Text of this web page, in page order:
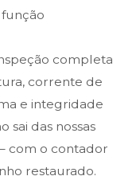
completa
corrente de
e integridade
sai das nossas
com o contador
restaurado.